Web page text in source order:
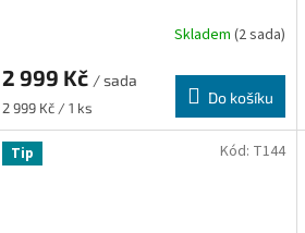
Skladem (2 sada)
2 999 Kč / sada
Měrná
cena:
2 999 Kč / 1 ks
Do košíku
Tip Kód: T144